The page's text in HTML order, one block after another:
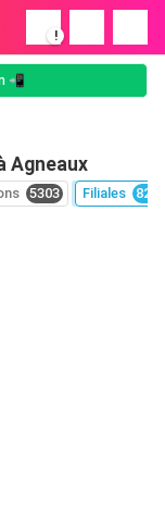
!
📲
Agneaux
5303 Filiales 826